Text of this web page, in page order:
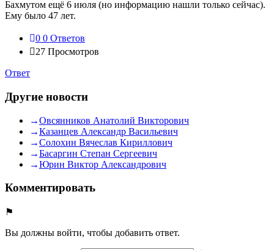
Бахмутом ещё 6 июля (но информацию нашли только сейчас).
Ему было 47 лет.
0 0 Ответов
27 Просмотров
Ответ
Другие новости
Овсянников Анатолий Викторович
Казанцев Александр Васильевич
Солохин Вячеслав Кириллович
Басаргин Степан Сергеевич
Юрин Виктор Александрович
Комментировать
Вы должны войти, чтобы добавить ответ.